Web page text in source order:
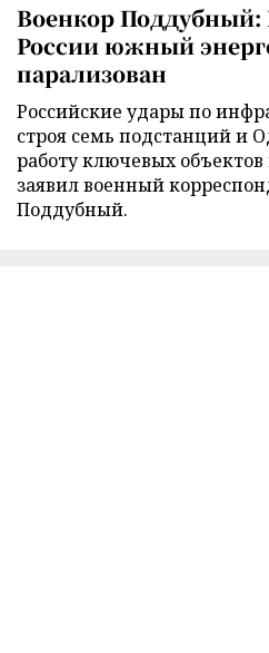
Военкор Поддубный:
России южный
парализован
Российские удары по
строя семь подстанций и
работу ключевых
заявил военный
Поддубный.